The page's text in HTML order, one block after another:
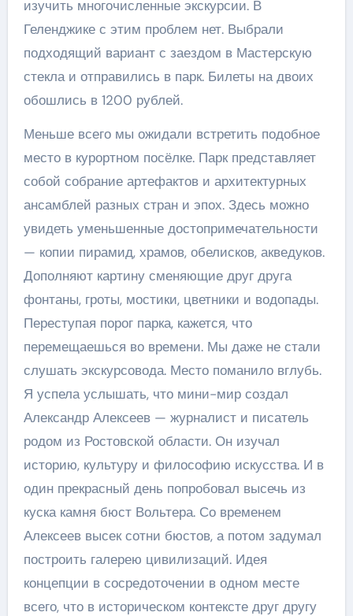
изучить многочисленные экскурсии. В
Геленджике с этим проблем нет. Выбрали
подходящий вариант с заездом в Мастерскую
стекла и отправились в парк. Билеты на двоих
обошлись в 1200 рублей.
Меньше всего мы ожидали встретить подобное
место в курортном посёлке. Парк представляет
собой собрание артефактов и архитектурных
ансамблей разных стран и эпох. Здесь можно
увидеть уменьшенные достопримечательности
— копии пирамид, храмов, обелисков, акведуков.
Дополняют картину сменяющие друг друга
фонтаны, гроты, мостики, цветники и водопады.
Переступая порог парка, кажется, что
перемещаешься во времени. Мы даже не стали
слушать экскурсовода. Место поманило вглубь.
Я успела услышать, что мини-мир создал
Александр Алексеев — журналист и писатель
родом из Ростовской области. Он изучал
историю, культуру и философию искусства. И в
один прекрасный день попробовал высечь из
куска камня бюст Вольтера. Со временем
Алексеев высек сотни бюстов, а потом задумал
построить галерею цивилизаций. Идея
концепции в сосредоточении в одном месте
всего, что в историческом контексте друг другу